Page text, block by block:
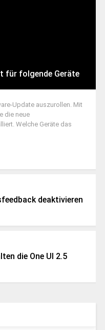
für folgende Geräte
Update auszurollen. Mit
die neue
Welche Geräte das
deaktivieren
die One UI 2.5